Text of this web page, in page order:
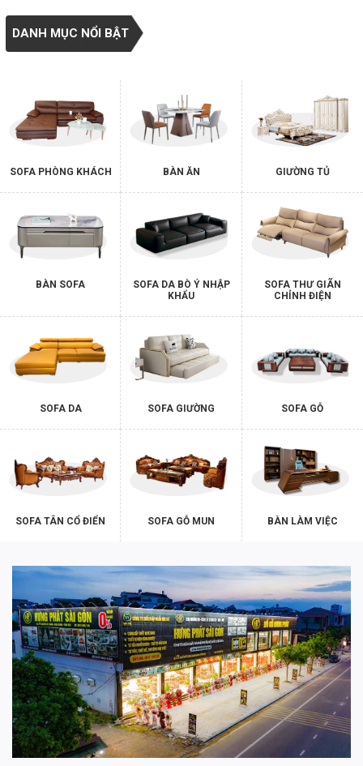
DANH MỤC NỔI BẬT
SOFA PHÒNG KHÁCH BÀN ĂN GIƯỜNG TỦ
BÀN SOFA
SOFA DA BÒ Ý NHẬP
KHẨU
SOFA THƯ GIÃN
CHỈNH ĐIỆN
SOFA DA SOFA GIƯỜNG SOFA GỖ
SOFA TÂN CỔ ĐIỂN SOFA GỖ MUN BÀN LÀM VIỆC